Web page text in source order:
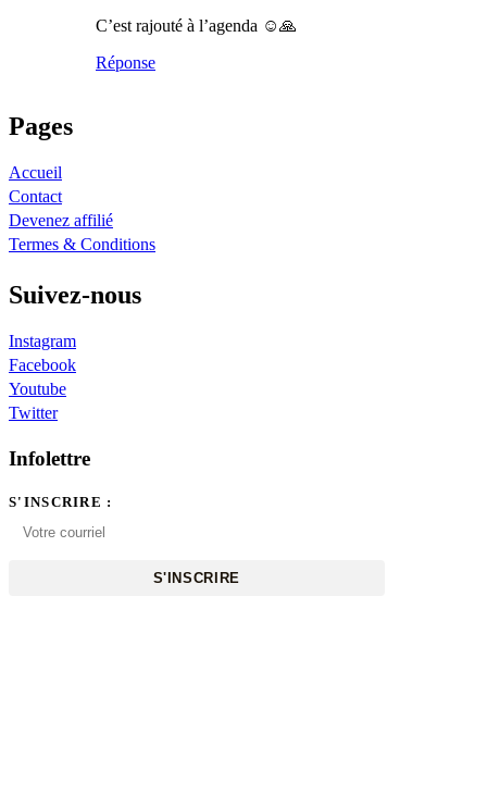
C’est rajouté à l’agenda ☺️🙏
Réponse
Pages
Accueil
Contact
Devenez affilié
Termes & Conditions
Suivez-nous
Instagram
Facebook
Youtube
Twitter
Infolettre
S'INSCRIRE :
S'INSCRIRE